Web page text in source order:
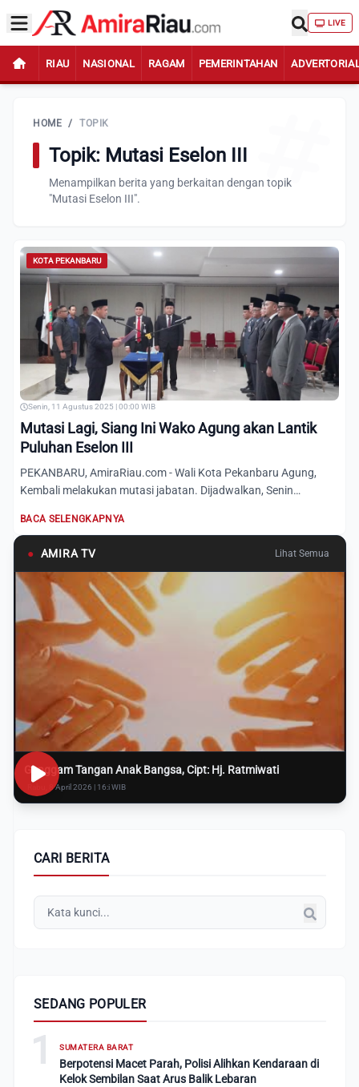
LIVE
RIAU NASIONAL RAGAM PEMERINTAHAN
HOME / TOPIK
Topik: Mutasi Eselon III
Menampilkan berita yang berkaitan dengan topik
"Mutasi Eselon III".
KOTA PEKANBARU
Senin, 11 Agustus 2025 | 00:00 WIB
Mutasi Lagi, Siang Ini Wako Agung akan Lantik
Puluhan Eselon III
PEKANBARU, AmiraRiau.com - Wali Kota Pekanbaru Agung,
Kembali melakukan mutasi jabatan. Dijadwalkan, Senin
BACA SELENGKAPNYA
● AMIRA TV Lihat Semua
Genggam Tangan Anak Bangsa, Cipt: Hj. Ratmiwati
Rabu, 8 April 2026 | 16:i WIB
CARI BERITA
SEDANG POPULER
1 SUMATERA BARAT
Berpotensi Macet Parah, Polisi Alihkan Kendaraan di
Kelok Sembilan Saat Arus Balik Lebaran